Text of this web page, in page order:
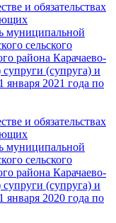
и обязательствах
муниципальной
сельского
района Карачаево-
(супруга) и
января 2021 года по
и обязательствах
муниципальной
сельского
района Карачаево-
(супруга) и
января 2020 года по